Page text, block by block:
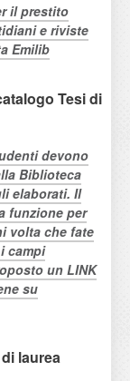
il prestito
e riviste
Emilib
Tesi di
devono
Biblioteca
elaborati. Il
funzione per
volta che fate
campi
un LINK
su
laurea